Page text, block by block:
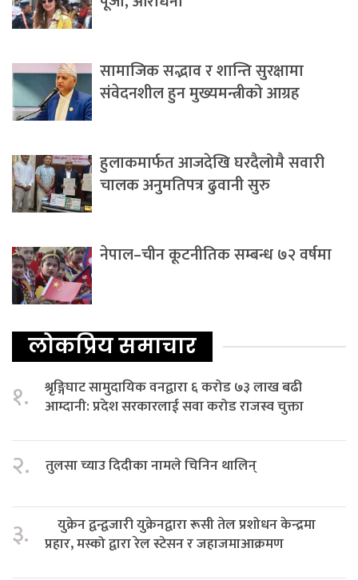
सामाजिक सद्भाव र शान्ति सुरक्षामा
संवेदनशील हुन मुख्यमन्त्रीको आग्रह
हुलाकमार्फत आजदेखि घरदैलोमै सवारी
चालक अनुमतिपत्र ढुवानी सुरु
नेपाल–चीन कूटनीतिक सम्बन्ध ७२ वर्षमा
लोकप्रिय समाचार
१.
श्रृङ्गिघाट सामुदायिक वनद्वारा ६ करोड ७३ लाख बढी
आम्दानी: प्रदेश सरकारलाई सवा करोड राजस्व चुक्ता
२. तुलसा च्याउ दिदीका नामले चिनिन थालिन्
३.
युक्रेन द्वन्द्वजारी युक्रेनद्वारा रूसी तेल प्रशोधन केन्द्रमा
प्रहार, मस्को द्वारा रेल स्टेसन र जहाजमाआक्रमण